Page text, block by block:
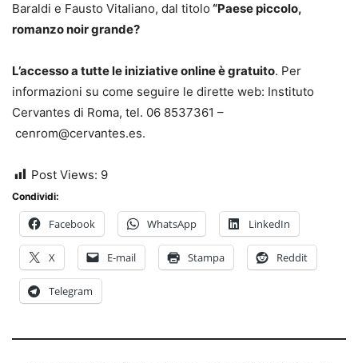
Baraldi e Fausto Vitaliano, dal titolo “Paese piccolo,
romanzo noir grande?
L’accesso a tutte le iniziative online è gratuito. Per
informazioni su come seguire le dirette web: Instituto
Cervantes di Roma, tel. 06 8537361 –
cenrom@cervantes.es.
Post Views: 9
Condividi:
Facebook WhatsApp LinkedIn
X E-mail Stampa Reddit
Telegram